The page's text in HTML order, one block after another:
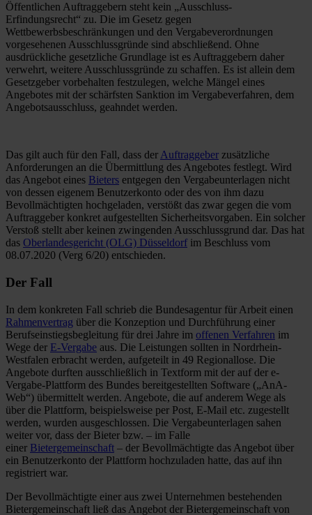
Öffentlichen Auftraggebern steht kein „Ausschluss-
Erfindungsrecht“ zu. Die im Gesetz gegen
Wettbewerbsbeschränkungen und den Vergabeverordnungen
vorgesehenen Ausschlussgründe sind abschließend. Ohne
ausdrückliche gesetzliche Grundlage ist es Auftraggebern daher
verwehrt, weitere Ausschlussgründe zu schaffen. Es ist allein dem
Gesetzgeber vorbehalten festzulegen, welche Mängel eines
Angebotes mit der schärfsten Sanktion im Vergabeverfahren, dem
Angebotsausschluss, geahndet werden.
Das gilt auch für den Fall, dass derAuftraggeber zusätzliche
Anforderungen an die Übermittlung des Angebotes festlegt. Wird
das Angebot eines Bieters entgegen den Vergabeunterlagen nicht
von dessen eigenem Benutzerkonto oder des von ihm dazu
Bevollmächtigten hochgeladen, verstößt das zwar gegen die vom
Auftraggeber konkret aufgestellten Sicherheitsvorgaben. Ein solcher
Verstoß stellt aber keinen zwingenden Ausschlussgrund dar. Das hat
das Oberlandesgericht (OLG) Düsseldorf im Beschluss vom
08.07.2020 (Verg 6/20) entschieden.
Der Fall
In dem konkreten Fall schrieb die Bundesagentur für Arbeit einen
Rahmenvertrag über die Konzeption und Durchführung einer
Berufseinstiegsbegleitung für drei Jahre im offenen Verfahren im
Wege der E-Vergabe aus. Die Leistungen sollten in Nordrhein-
Westfalen erbracht werden, aufgeteilt in 49 Regionallose. Die
Angebote durften ausschließlich in Textform mit der auf der e-
Vergabe-Plattform des Bundes bereitgestellten Software („AnA-
Web“) übermittelt werden. Angebote, die auf anderem Wege als
über die Plattform, beispielsweise per Post, E-Mail etc. zugestellt
werden, wurden ausgeschlossen. Die Vergabeunterlagen sahen
weiter vor, dass der Bieter bzw. – im Falle
einer Bietergemeinschaft – der Bevollmächtigte das Angebot über
ein Benutzerkonto der Plattform hochzuladen hatte, das auf ihn
registriert war.
Der Bevollmächtigte einer aus zwei Unternehmen bestehenden
Bietergemeinschaft ließ das Angebot der Bietergemeinschaft von